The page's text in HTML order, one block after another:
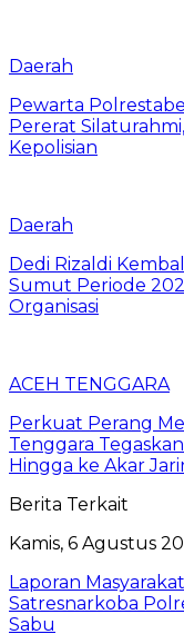
Daerah
Pewarta
Pererat
Kepolisian
Daerah
Dedi Rizaldi
Sumut Periode
Organisasi
ACEH TENGGARA
Perkuat Perang
Tenggara
Hingga ke Akar
Berita Terkait
Kamis, 6 Agustus
Laporan
Satresnarkoba
Sabu